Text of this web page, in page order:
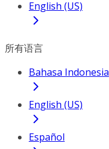
English (US)
所有语言
Bahasa Indonesia
English (US)
Español